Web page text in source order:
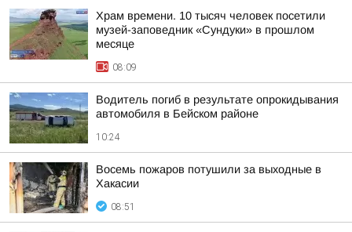
Храм времени. 10 тысяч человек посетили
музей-заповедник «Сундуки» в прошлом
месяце
08:09
Водитель погиб в результате опрокидывания
автомобиля в Бейском районе
10:24
Восемь пожаров потушили за выходные в
Хакасии
08:51